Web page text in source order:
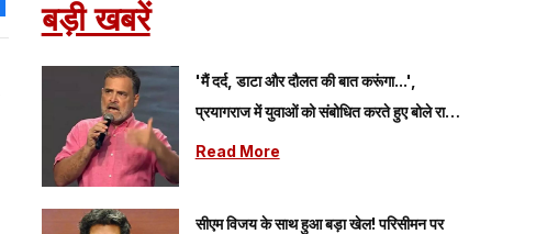
बड़ी खबरें
'मैं दर्द, डाटा और दौलत की बात करूंगा...',
प्रयागराज में युवाओं को संबोधित करते हुए बोले राहुल
गांधी
Read More
सीएम विजय के साथ हुआ बड़ा खेल! परिसीमन पर